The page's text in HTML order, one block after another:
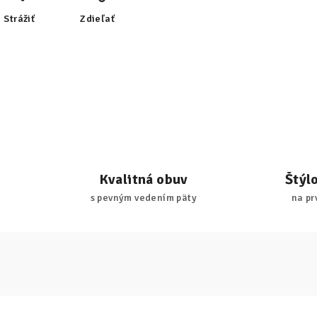
Strážiť Zdieľať
Kvalitná obuv
s pevným vedením päty na